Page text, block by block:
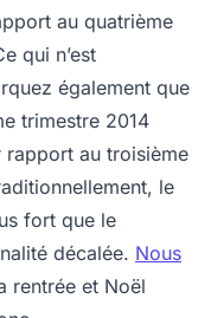
au quatrième
qui n’est
également que
trimestre 2014
au troisième
le
fort que le
décalée. Nous
rentrée et Noël